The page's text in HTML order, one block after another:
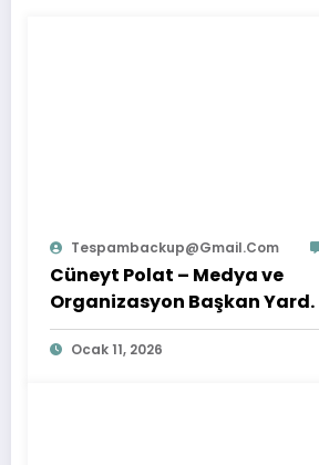
Tespambackup@gmail.com
Cüneyt Polat – Medya ve
Organizasyon Başkan Yard.
Ocak 11, 2026